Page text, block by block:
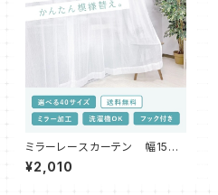
ミラーレースカーテン 幅150c
m 高さ233・238cm
¥2,010